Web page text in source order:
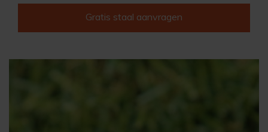
Gratis staal aanvragen